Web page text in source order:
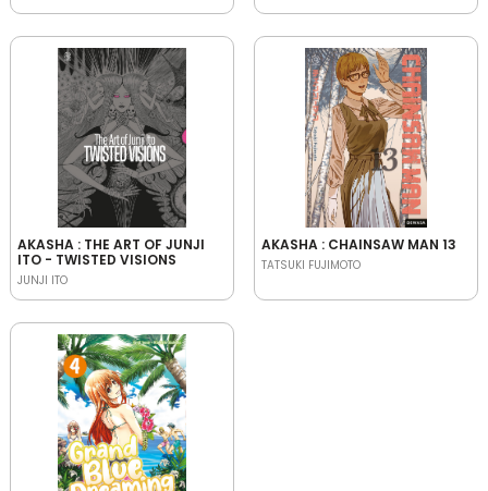
AKASHA : THE ART OF JUNJI
ITO - TWISTED VISIONS
JUNJI ITO
AKASHA : CHAINSAW MAN 13
TATSUKI FUJIMOTO